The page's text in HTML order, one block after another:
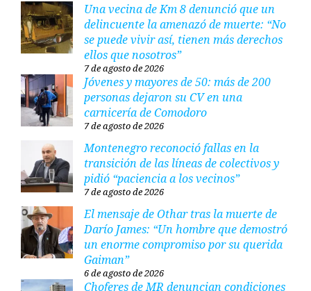
Una vecina de Km 8 denunció que un
delincuente la amenazó de muerte: “No
se puede vivir así, tienen más derechos
ellos que nosotros”
7 de agosto de 2026
Jóvenes y mayores de 50: más de 200
personas dejaron su CV en una
carnicería de Comodoro
7 de agosto de 2026
Montenegro reconoció fallas en la
transición de las líneas de colectivos y
pidió “paciencia a los vecinos”
7 de agosto de 2026
El mensaje de Othar tras la muerte de
Darío James: “Un hombre que demostró
un enorme compromiso por su querida
Gaiman”
6 de agosto de 2026
Choferes de MR denuncian condiciones